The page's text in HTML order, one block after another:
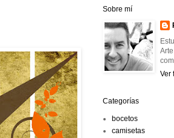
Sobre mí
Ver
Categorías
bocetos
camisetas